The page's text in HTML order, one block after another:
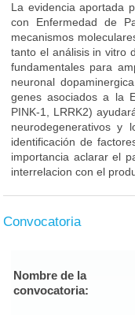
La evidencia aportada
con Enfermedad de
mecanismos
tanto el análisis in vitro
fundamentales para
neuronal
genes asociados a la
PINK-1, LRRK2)
neurodegenerativos y
identificación de
importancia aclarar el
interrelacion con el
Convocatoria
Nombre de la
convocatoria: